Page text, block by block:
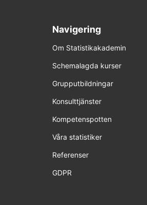
Navigering
Om Statistikakademin
Schemalagda kurser
Grupputbildningar
Konsulttjänster
Kompetenspotten
Våra statistiker
Referenser
GDPR